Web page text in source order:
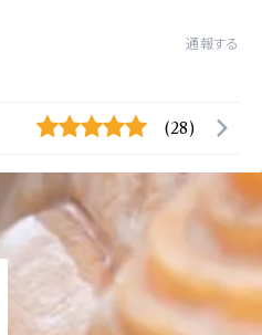
通報する
(28)